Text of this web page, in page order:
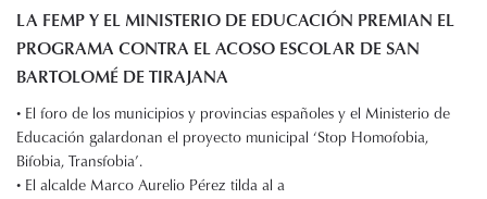
LA FEMP Y EL MINISTERIO DE EDUCACIÓN PREMIAN EL
PROGRAMA CONTRA EL ACOSO ESCOLAR DE SAN
BARTOLOMÉ DE TIRAJANA
• El foro de los municipios y provincias españoles y el Ministerio de
Educación galardonan el proyecto municipal ‘Stop Homofobia,
Bifobia, Transfobia’.
• El alcalde Marco Aurelio Pérez tilda al a